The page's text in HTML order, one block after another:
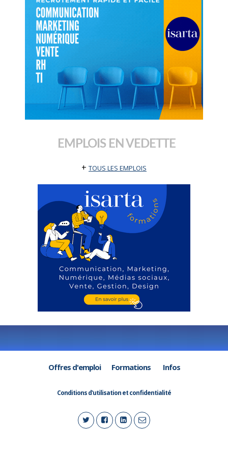
EMPLOIS EN VEDETTE
+ TOUS LES EMPLOIS
Offres d'emploi Formations Infos
Conditions d'utilisation et confidentialité